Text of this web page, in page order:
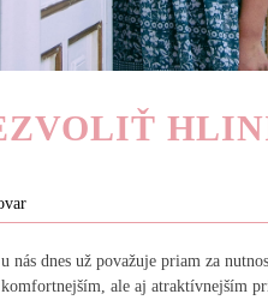
nás dnes už považuje priam za
ale aj atraktívnejším